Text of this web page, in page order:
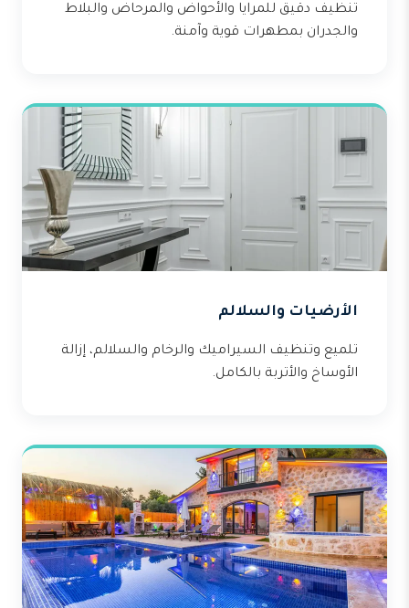
تنظيف دقيق للمرايا والأحواض والمرحاض والبلاط
والجدران بمطهرات قوية وآمنة.
الأرضيات والسلالم
تلميع وتنظيف السيراميك والرخام والسلالم، إزالة
الأوساخ والأتربة بالكامل.